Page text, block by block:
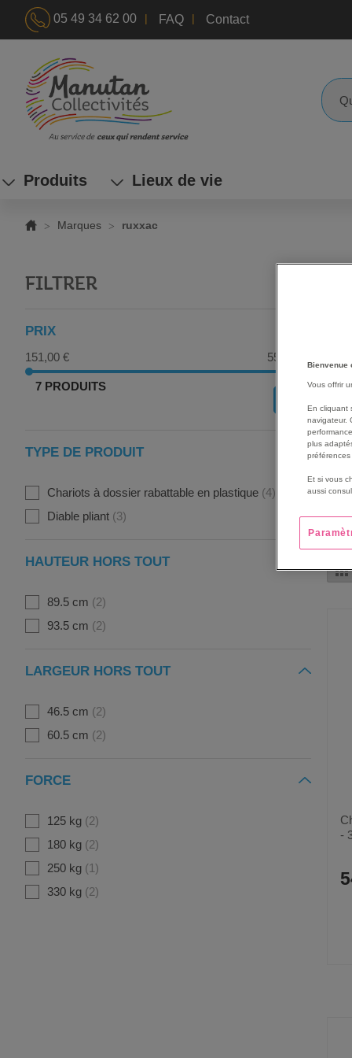
05 49 34 62 00 | FAQ | Contact
ALLEZ
AU
CONTENU
Produits Lieux de vie
Marques ruxxac
-
FILTRER
PRIX
151,00 € 550,00 €
7 PRODUITS
TYPE DE PRODUIT
Chariots à dossier rabattable en plastique 4
Diable pliant 3
HAUTEUR HORS TOUT
89.5 cm
2
93.5 cm
2
LARGEUR HORS TOUT
46.5 cm
2
60.5 cm
2
FORCE
125 kg 2
180 kg 2
250 kg
1
330 kg 2
Bienvenue
Vous offrir
En cliquant
navigateur.
plus
Et si vous
aussi